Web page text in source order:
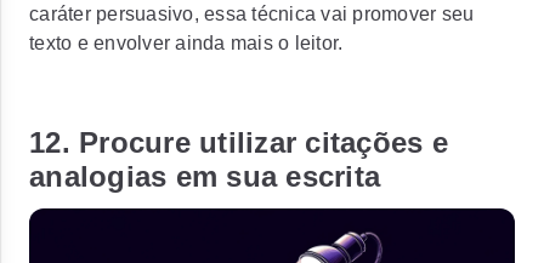
caráter persuasivo, essa técnica vai promover seu
texto e envolver ainda mais o leitor.
12. Procure utilizar citações e
analogias em sua escrita